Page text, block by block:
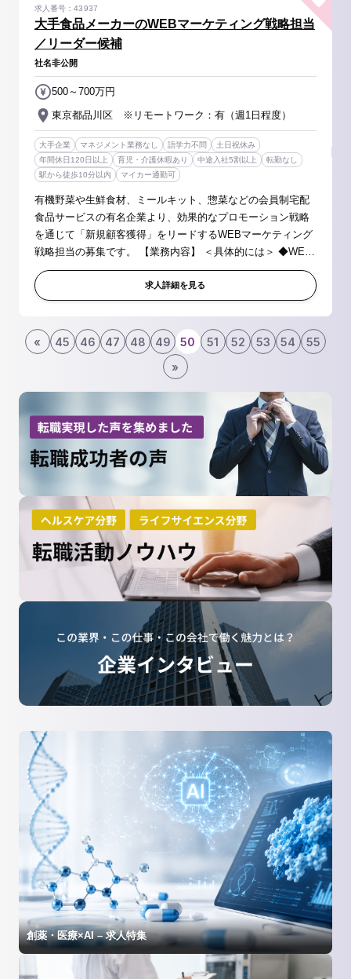
大手食品メーカーのWEBマーケティング戦略担当
／リーダー候補
求人番号：43937
社名非公開
東京都品川区 ※リモートワーク：有（週1日程度）
500～700万円
大手企業 マネジメント業務なし 語学力不問
土日祝休み
年間休日120日以上
育児・介護休暇あり 中途入社5割以上
転勤なし
駅から徒歩10分以内
マイカー通勤可
有機野菜や生鮮食材、ミールキット、惣菜などの会員制宅配
食品サービスの有名企業より、効果的なプロモーション戦略
を通じて「新規顧客獲得」をリードするWEBマーケティング
戦略担当の募集です。 【業務内容】 ＜具体的には＞ ◆WEB
マーケティング戦略の立案・実行： ・多様なWEBマーケティ
ングチャネルや媒体を駆...求人詳細を見る
« 45 46 47 48 49 50 51 52 53 54
55
»
創薬・医療×AI – 求人特集